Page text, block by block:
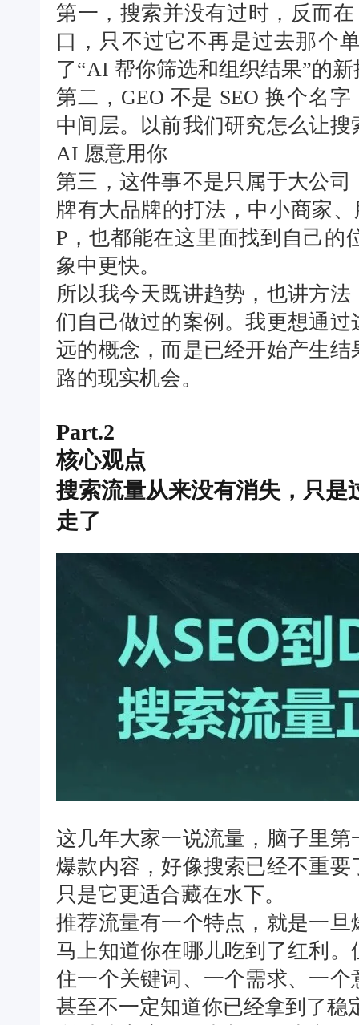
第一，搜索并没有过时，反而
口，只不过它不再是过去那个
了“AI 帮你筛选和组织结果”的
第二，GEO 不是 SEO 换个名
中间层。以前我们研究怎么让
AI 愿意用你
第三，这件事不是只属于大公
牌有大品牌的打法，中小商家
P，也都能在这里面找到自己的
象中更快。
所以我今天既讲趋势，也讲方
们自己做过的案例。我更想通
远的概念，而是已经开始产生
路的现实机会。
Part.2
核心观点
搜索流量从来没有消失，只
走了
这几年大家一说流量，脑子里
爆款内容，好像搜索已经不重
只是它更适合藏在水下。
推荐流量有一个特点，就是一
马上知道你在哪儿吃到了红利
住一个关键词、一个需求、一
甚至不一定知道你已经拿到了稳